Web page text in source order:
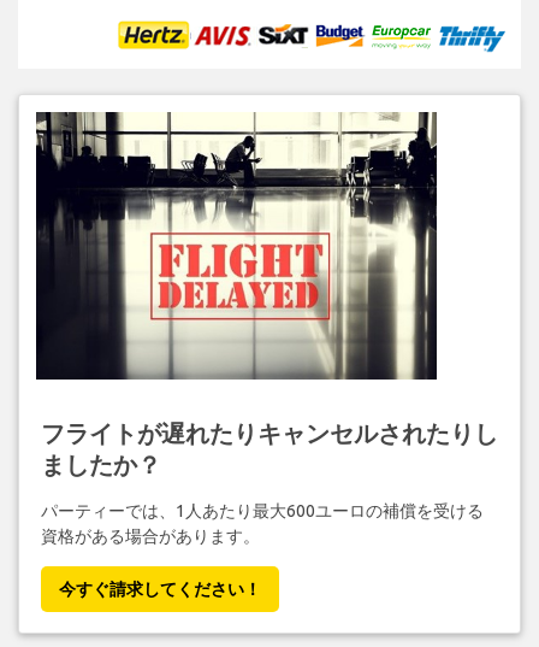
フライトが遅れたりキャンセルされたりし
ましたか？
パーティーでは、1人あたり最大600ユーロの補償を受ける
資格がある場合があります。
今すぐ請求してください！